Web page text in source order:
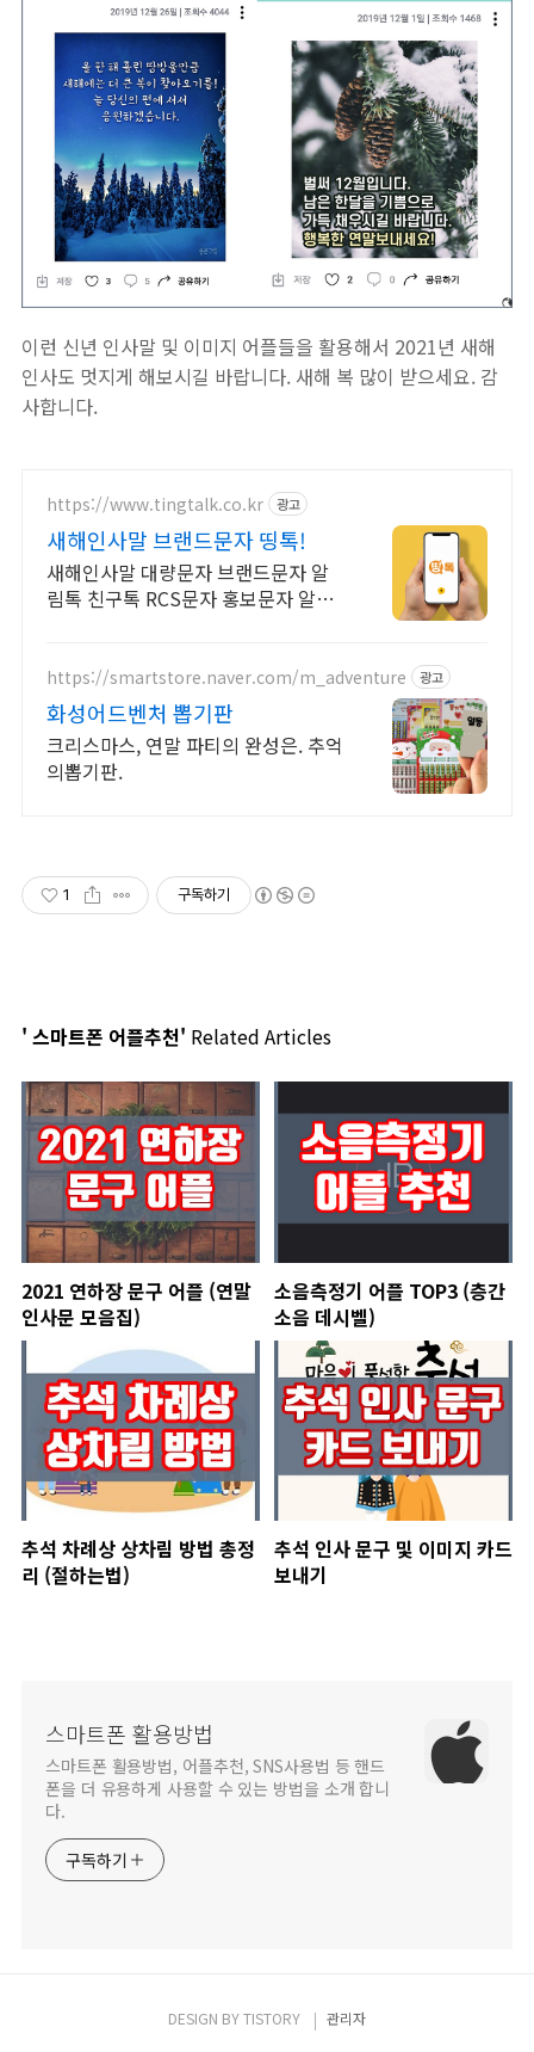
이런 신년 인사말 및 이미지 어플들을 활용해서 2021년 새해
인사도 멋지게 해보시길 바랍니다. 새해 복 많이 받으세요. 감
사합니다.
https://www.tingtalk.co.kr 광고
새해인사말 브랜드문자 띵톡!
새해인사말 대량문자 브랜드문자 알
림톡 친구톡 RCS문자 홍보문자 알림
https://smartstore.naver.com/m_adventure 광고
화성어드벤처 뽑기판
크리스마스, 연말 파티의 완성은. 추억
의뽑기판.
1 구독하기
' 스마트폰 어플추천' Related Articles
2021 연하장 문구 어플 (연말
인사문 모음집)
소음측정기 어플 TOP3 (층간
소음 데시벨)
추석 차례상 상차림 방법 총정
리 (절하는법)
추석 인사 문구 및 이미지 카드
보내기
스마트폰 활용방법
스마트폰 활용방법, 어플추천, SNS사용법 등 핸드
폰을 더 유용하게 사용할 수 있는 방법을 소개 합니
다.
구독하기
DESIGN BYTISTORY 관리자